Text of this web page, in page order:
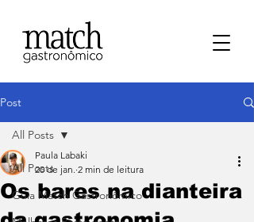
Post
All Posts
⁠Guia Match Gastronômico
All Posts
Os bares na dianteira
Paula Labaki
20 de jan. 2 min de leitura